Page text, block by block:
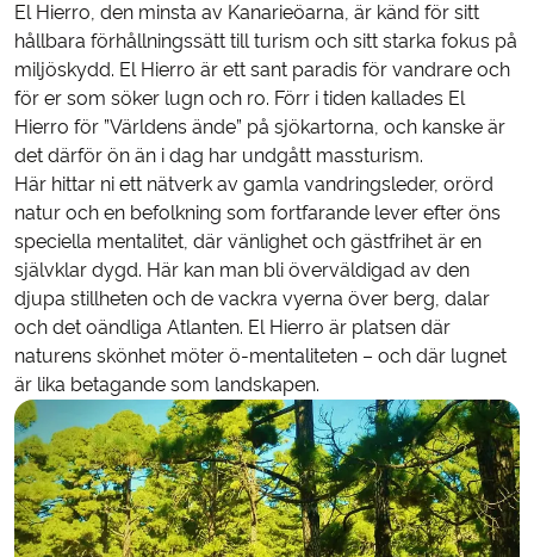
El Hierro, den minsta av Kanarieöarna, är känd för sitt
hållbara förhållningssätt till turism och sitt starka fokus på
miljöskydd. El Hierro är ett sant paradis för vandrare och
för er som söker lugn och ro. Förr i tiden kallades El
Hierro för ”Världens ände” på sjökartorna, och kanske är
det därför ön än i dag har undgått massturism.
Här hittar ni ett nätverk av gamla vandringsleder, orörd
natur och en befolkning som fortfarande lever efter öns
speciella mentalitet, där vänlighet och gästfrihet är en
självklar dygd. Här kan man bli överväldigad av den
djupa stillheten och de vackra vyerna över berg, dalar
och det oändliga Atlanten. El Hierro är platsen där
naturens skönhet möter ö-mentaliteten – och där lugnet
är lika betagande som landskapen.